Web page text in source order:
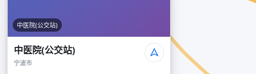
中医院(公交站)
中医院(公交站)
宁波市